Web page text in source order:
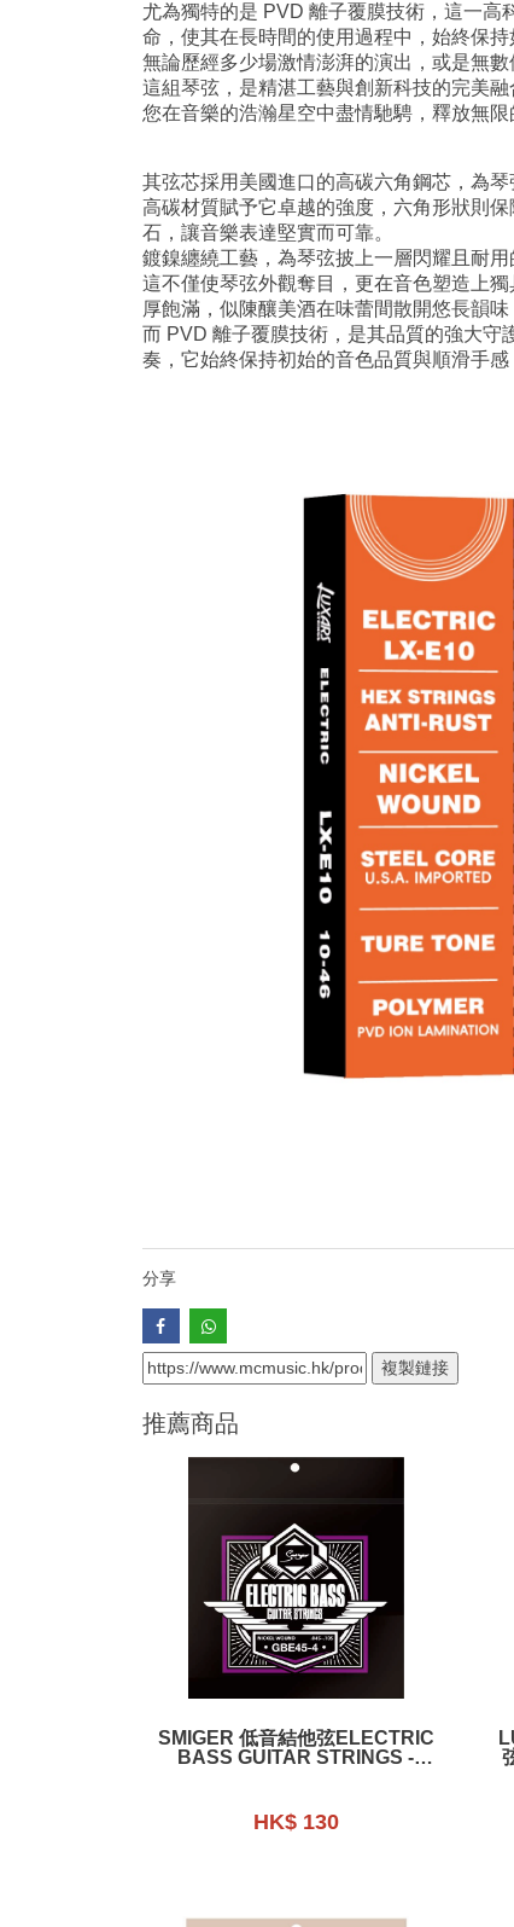
尤為獨特的是 PVD 離子覆膜技術，這一
命，使其在長時間的使用過程中，始終保持
無論歷經多少場激情澎湃的演出，或是無
這組琴弦，是精湛工藝與創新科技的完美
您在音樂的浩瀚星空中盡情馳騁，釋放無
其弦芯採用美國進口的高碳六角鋼芯，為琴
高碳材質賦予它卓越的強度，六角形狀則
石，讓音樂表達堅實而可靠。
鍍鎳纏繞工藝，為琴弦披上一層閃耀且耐用
這不僅使琴弦外觀奪目，更在音色塑造上
厚飽滿，似陳釀美酒在味蕾間散開悠長韻
而 PVD 離子覆膜技術，是其品質的強大守
奏，它始終保持初始的音色品質與順滑手感
分享
複製鏈接
推薦商品
SMIGER 低音結他弦ELECTRIC
BASS GUITAR STRINGS -
HK$ 130